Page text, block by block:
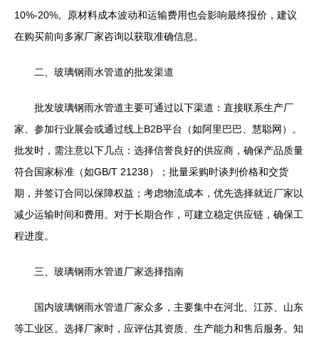
10%-20%。原材料成本波动和运输费用也会影响最终报价，建议
在购买前向多家厂家咨询以获取准确信息。
二、玻璃钢雨水管道的批发渠道
批发玻璃钢雨水管道主要可通过以下渠道：直接联系生产厂
家、参加行业展会或通过线上B2B平台（如阿里巴巴、慧聪网）。
批发时，需注意以下几点：选择信誉良好的供应商，确保产品质量
符合国家标准（如GB/T 21238）；批量采购时谈判价格和交货
期，并签订合同以保障权益；考虑物流成本，优先选择就近厂家以
减少运输时间和费用。对于长期合作，可建立稳定供应链，确保工
程进度。
三、玻璃钢雨水管道厂家选择指南
国内玻璃钢雨水管道厂家众多，主要集中在河北、江苏、山东
等工业区。选择厂家时，应评估其资质、生产能力和售后服务。知